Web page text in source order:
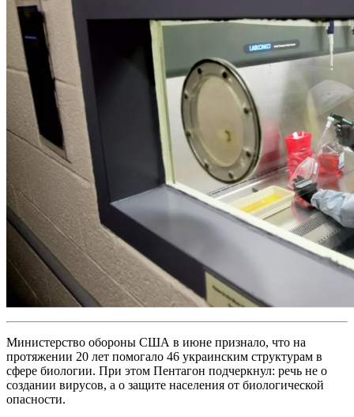
Министерство обороны США в июне признало, что на
протяжении 20 лет помогало 46 украинским структурам в
сфере биологии. При этом Пентагон подчеркнул: речь не о
создании вирусов, а о защите населения от биологической
опасности.